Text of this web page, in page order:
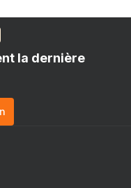
la dernière